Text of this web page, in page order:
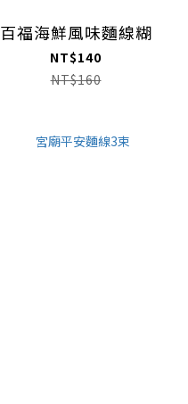
百福海鮮風味麵線糊
NT$140
NT$160